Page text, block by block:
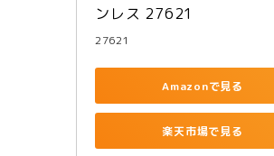
ンレス 27621
27621
Amazonで見る
楽天市場で見る